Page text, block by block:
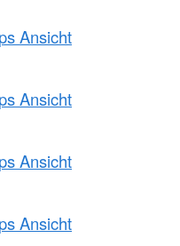
Ansicht
Ansicht
Ansicht
Ansicht